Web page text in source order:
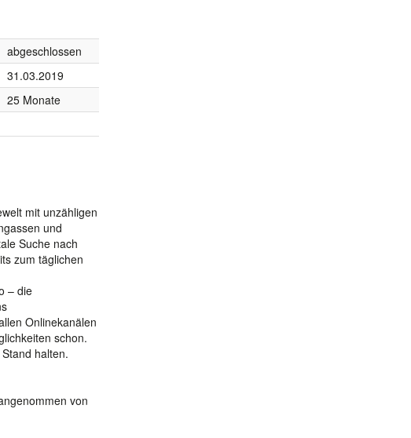
abgeschlossen
31.03.2019
25 Monate
mit unzähligen
und
Suche nach
zum täglichen
– die
Onlinekanälen
schon.
halten.
von